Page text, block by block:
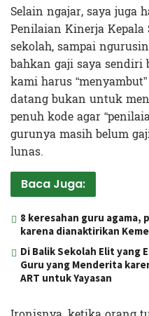
Selain ngajar, saya juga
Penilaian Kinerja
sekolah, sampai
bahkan gaji saya sendiri
kami harus
datang bukan untuk
penuh kode agar
gurunya masih belum
lunas.
Baca Juga:
8 keresahan guru agama,
karena dianaktirikan
Di Balik Sekolah Elit
Guru yang Menderita
ART untuk Yayasan